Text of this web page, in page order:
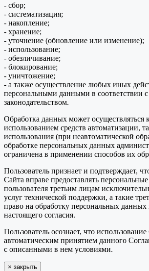
- сбор;
- систематизация;
- накопление;
- хранение;
- уточнение (обновление или изменение);
- использование;
- обезличивание;
- блокирование;
- уничтожение;
- а также осуществление любых иных
персональными данными в соответствии
законодательством.
Обработка данных может осуществляться
использованием средств автоматизации,
использования (при неавтоматической
обработке персональных данных
ограничена в применении способов их
Пользователь признает и подтверждает,
Сайта вправе предоставлять
пользователя третьим лицам
услуг технической поддержки, а такие
право на обработку персональных данных
настоящего согласия.
Пользователь осознает, что использование
автоматическим принятием данного
с описанными в нем условиями.
× закрыть